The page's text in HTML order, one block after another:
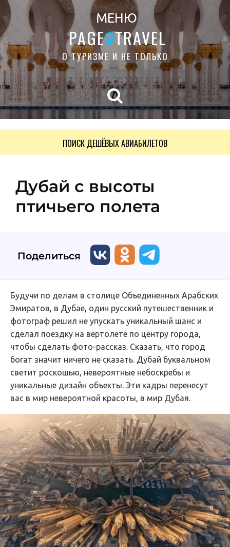
МЕНЮ
PAGE TRAVEL
О ТУРИЗМЕ И НЕ ТОЛЬКО
ПОИСК ДЕШЁВЫХ АВИАБИЛЕТОВ
Дубай с высоты
птичьего полета
Поделиться
Будучи по делам в столице Объединенных Арабских
Эмиратов, в Дубае, один русский путешественник и
фотограф решил не упускать уникальный шанс и
сделал поездку на вертолете по центру города,
чтобы сделать фото-рассказ. Сказать, что город
богат значит ничего не сказать. Дубай буквальном
светит роскошью, невероятные небоскребы и
уникальные дизайн объекты. Эти кадры перенесут
вас в мир невероятной красоты, в мир Дубая.